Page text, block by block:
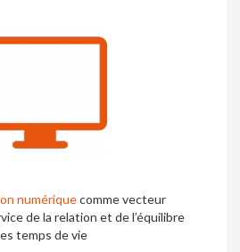
numériquecomme vecteur
de la relation et de l’équilibre
temps de vie